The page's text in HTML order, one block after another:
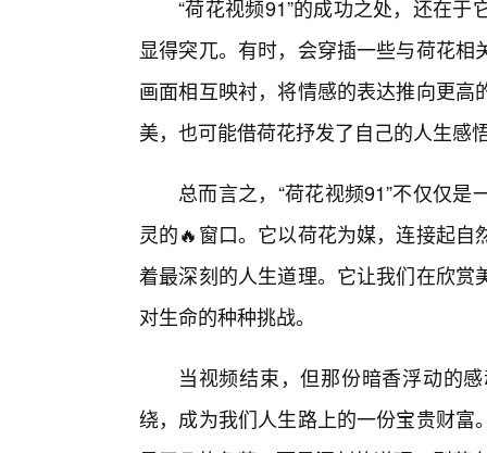
“荷花视频91”的成功之处，还在
显得突兀。有时，会穿插一些与荷花
画面相互映衬，将情感的表达推向更
美，也可能借荷花抒发了自己的人生感
总而言之，“荷花视频91”不仅仅
灵的🔥窗口。它以荷花为媒，连接起
着最深刻的人生道理。它让我们在欣
对生命的种种挑战。
当视频结束，但那份暗香浮动的
绕，成为我们人生路上的一份宝贵财